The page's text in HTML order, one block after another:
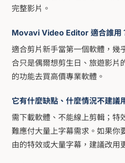
完整影片。
Movavi Video Editor 適合誰用
適合剪片新手當第一個軟體，幾
合只是偶爾想剪生日、旅遊影片
的功能去買高價專業軟體。
它有什麼缺點、什麼情況不建議
需下載軟體、不能線上剪輯；特
難應付大量上字幕需求。如果你
由的特效或大量字幕，建議改用